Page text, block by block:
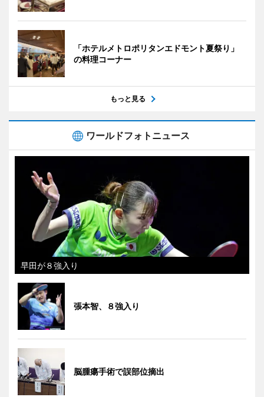
「ホテルメトロポリタンエドモント夏祭り」
の料理コーナー
もっと見る
ワールドフォトニュース
早田が８強入り
張本智、８強入り
脳腫瘍手術で誤部位摘出